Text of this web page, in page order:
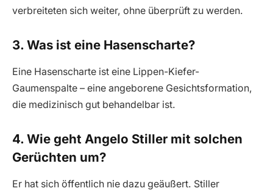
verbreiteten sich weiter, ohne überprüft zu werden.
3. Was ist eine Hasenscharte?
Eine Hasenscharte ist eine Lippen-Kiefer-
Gaumenspalte – eine angeborene Gesichtsformation,
die medizinisch gut behandelbar ist.
4. Wie geht Angelo Stiller mit solchen
Gerüchten um?
Er hat sich öffentlich nie dazu geäußert. Stiller